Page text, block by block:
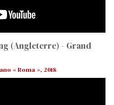
(Angleterre) - Grand
« Roma », 2018